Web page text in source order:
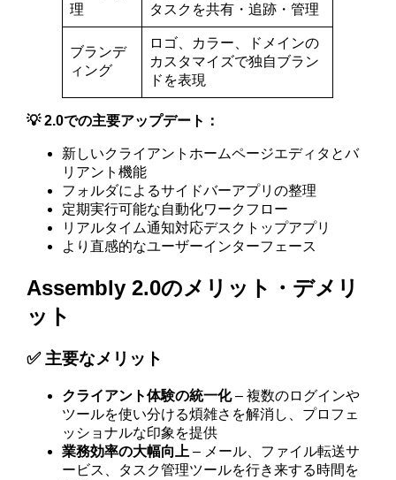
理
タスクを共有・追跡・管理
ブランデ
ィング
ロゴ、カラー、ドメインの
カスタマイズで独自ブラン
ドを表現
💡 2.0での主要アップデート：
新しいクライアントホームページエディタとバ
リアント機能
フォルダによるサイドバーアプリの整理
定期実行可能な自動化ワークフロー
リアルタイム通知対応デスクトップアプリ
より直感的なユーザーインターフェース
Assembly 2.0のメリット・デメリ
ット
✅ 主要なメリット
クライアント体験の統一化– 複数のログインや
ツールを使い分ける煩雑さを解消し、プロフェ
ッショナルな印象を提供
業務効率の大幅向上 – メール、ファイル転送サ
ービス、タスク管理ツールを行き来する時間を